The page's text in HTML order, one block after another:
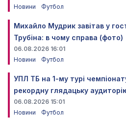
Новини
Футбол
Михайло Мудрик завітав у
Трубіна: в чому справа (фото)
06.08.2026 16:01
Новини
Футбол
УПЛ ТБ на 1-му турі
рекордну глядацьку
06.08.2026 15:01
Новини
Футбол